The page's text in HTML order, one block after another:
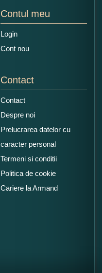
Contul meu
Login
Cont nou
Contact
Contact
Despre noi
Prelucrarea datelor cu
caracter personal
Termeni si conditii
Politica de cookie
Cariere la Armand